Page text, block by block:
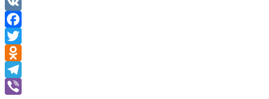
VK
Facebook
Twitter
Odnoklassniki
Telegram